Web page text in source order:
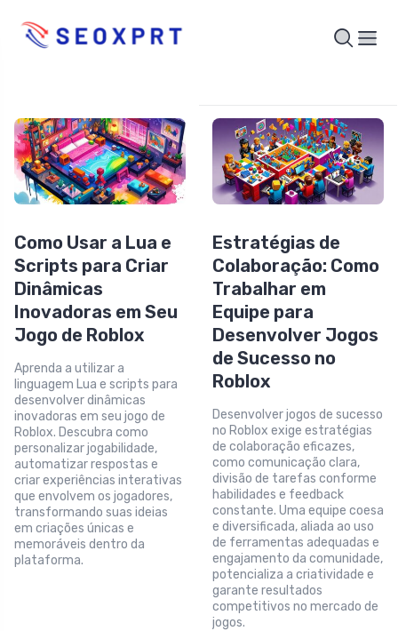
Como Usar a Lua e
Scripts para Criar
Dinâmicas
Inovadoras em Seu
Jogo de Roblox
Aprenda a utilizar a
linguagem Lua e scripts para
desenvolver dinâmicas
inovadoras em seu jogo de
Roblox. Descubra como
personalizar jogabilidade,
automatizar respostas e
criar experiências interativas
que envolvem os jogadores,
transformando suas ideias
em criações únicas e
memoráveis dentro da
plataforma.
Estratégias de
Colaboração: Como
Trabalhar em
Equipe para
Desenvolver Jogos
de Sucesso no
Roblox
Desenvolver jogos de sucesso
no Roblox exige estratégias
de colaboração eficazes,
como comunicação clara,
divisão de tarefas conforme
habilidades e feedback
constante. Uma equipe coesa
e diversificada, aliada ao uso
de ferramentas adequadas e
engajamento da comunidade,
potencializa a criatividade e
garante resultados
competitivos no mercado de
jogos.